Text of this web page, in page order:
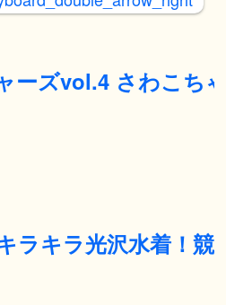
ーズvol.4 さわこち
ラキラ光沢水着！